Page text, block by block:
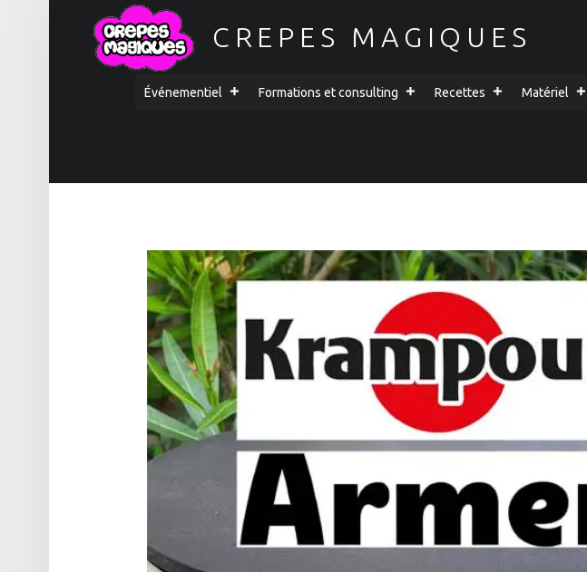
CREPES MAGIQUES
PRIMARY MENU
Événementiel Formations et consulting Recettes Matériel